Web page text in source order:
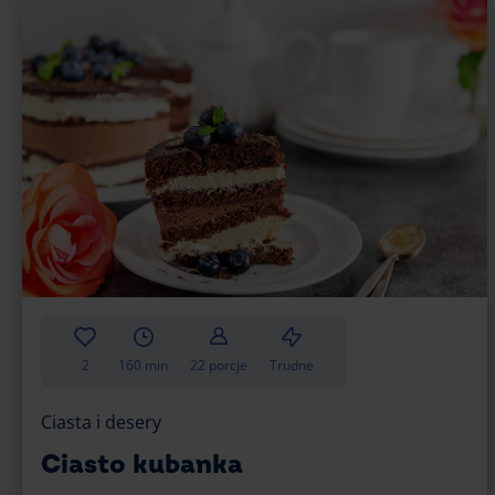
2 160 min 22 porcje Trudne
Ciasta i desery
Ciasto kubanka